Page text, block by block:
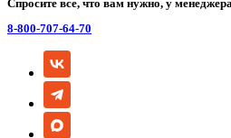
Спросите все, что вам нужно, у
8-800-707-64-70